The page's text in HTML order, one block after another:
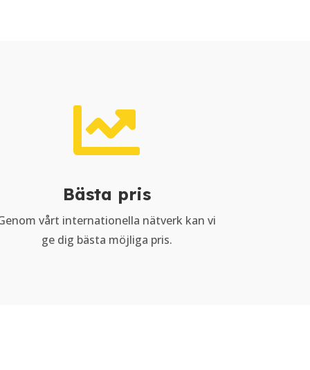

Bästa pris
vårt internationella nätverk kan vi
ge dig bästa möjliga pris.